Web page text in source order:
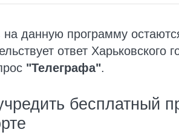
данную программу
ответ Харьковского
"Телеграфа".
бесплатный